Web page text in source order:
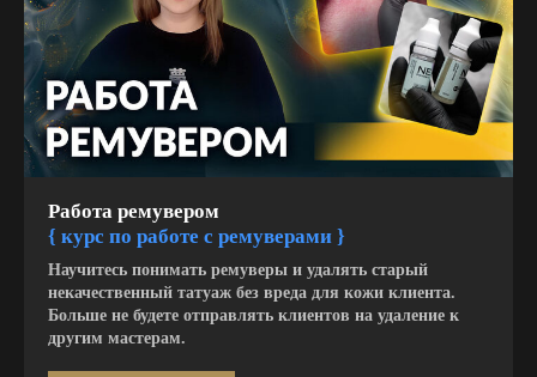
Работа ремувером
{ курс по работе с ремуверами }
Научитесь понимать ремуверы и удалять старый
некачественный татуаж без вреда для кожи клиента.
Больше не будете отправлять клиентов на удаление к
другим мастерам.